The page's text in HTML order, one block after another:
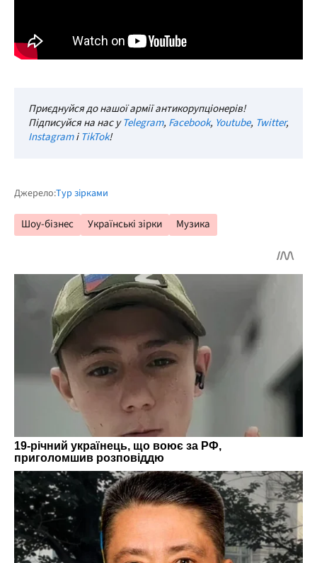
Приєднуйся до нашої армії антикорупціонерів!
Підписуйся на нас уTelegram, Facebook, Youtube, Twitter,
InstagramіTikTok!
Джерело:Тур зірками
Шоу-бізнес Українські зірки Музика